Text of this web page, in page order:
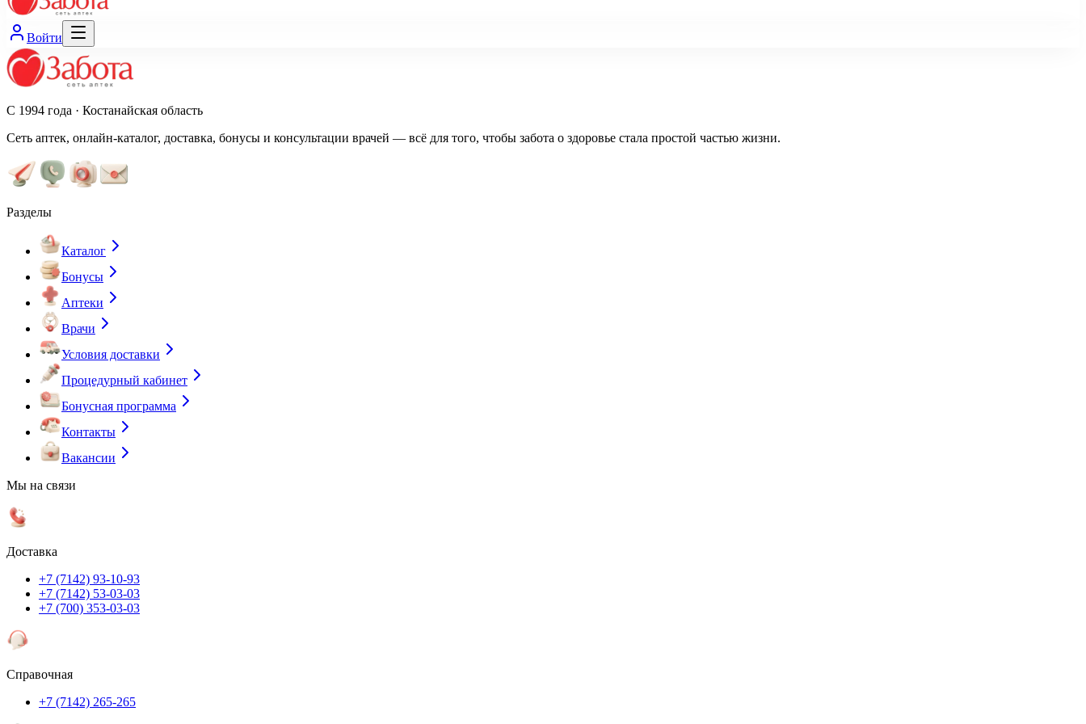
Войти
С 1994 года · Костанайская область
Сеть аптек, онлайн-каталог, доставка, бонусы и консультации врачей — всё для того, чтобы забота о здоровье стала простой частью жизни.
Разделы
Каталог
Бонусы
Аптеки
Врачи
Условия доставки
Процедурный кабинет
Бонусная программа
Контакты
Вакансии
Мы на связи
Доставка
+7 (7142) 93-10-93
+7 (7142) 53-03-03
+7 (700) 353-03-03
Справочная
+7 (7142) 265-265